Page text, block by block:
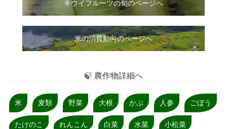
キウイフルーツの旬のページへ
米の消費動向のページへ
🍃 農作物詳細へ
米 麦類 野菜 大根 かぶ 人参 ごぼう
たけのこ れんこん 白菜 水菜 小松菜